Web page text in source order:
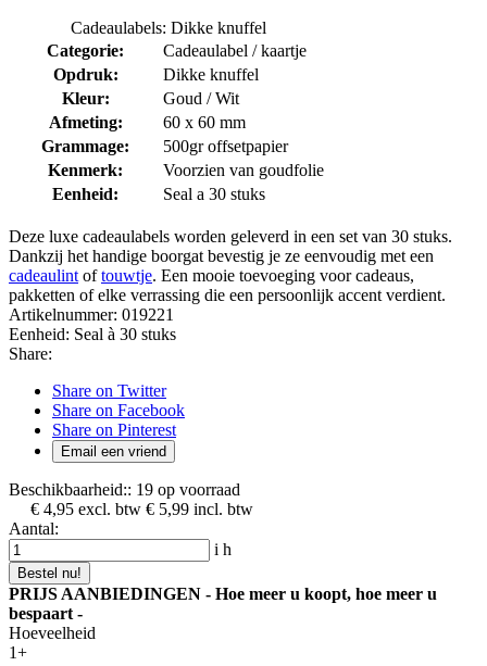
Cadeaulabels: Dikke knuffel
Categorie:
Cadeaulabel / kaartje
Opdruk:
Dikke knuffel
Kleur:
Goud / Wit
Afmeting:
60 x 60 mm
Grammage:
500gr offsetpapier
Kenmerk:
Voorzien van goudfolie
Eenheid:
Seal a 30 stuks
Deze luxe cadeaulabels worden geleverd in een set van 30 stuks.
Dankzij het handige boorgat bevestig je ze eenvoudig met een
cadeaulint oftouwtje. Een mooie toevoeging voor cadeaus,
pakketten of elke verrassing die een persoonlijk accent verdient.
Artikelnummer: 019221
Eenheid: Seal à 30 stuks
Share:
Share on Twitter
Share on Facebook
Share on Pinterest
Email een vriend
Beschikbaarheid:: 19 op voorraad
€ 4,95 excl. btw € 5,99 incl. btw
Aantal:
i h
Bestel nu!
PRIJS AANBIEDINGEN - Hoe meer u koopt, hoe meer u
bespaart -
Hoeveelheid
1+